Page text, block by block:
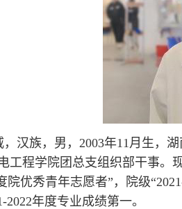
，汉族，男，2003年11月生，
工程学院团总支组织部干事。
院优秀青年志愿者”，院级
2022年度专业成绩第一。